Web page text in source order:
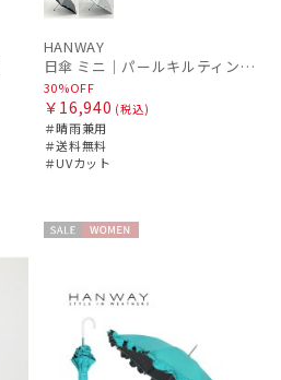
HANWAY
日傘 ミニ｜パールキルティング刺繍 [HANWAY]
30%OFF
￥16,940 (税込)
＃晴雨兼用
＃送料無料
＃UVカット